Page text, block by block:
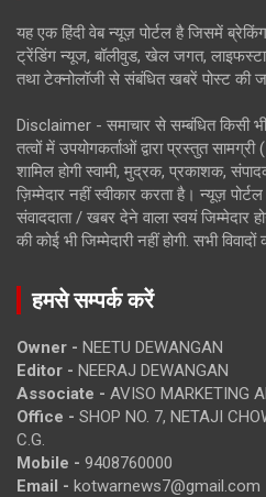
यह एक हिंदी वेब न्यूज़ पोर्टल है जिसमें
ट्रेंडिंग न्यूज, बॉलीवुड, खेल जगत,
तथा टेक्नोलॉजी से संबंधित खबरें पोस्ट की
Disclaimer - समाचार से सम्बंधित किसी
तत्वों में उपयोगकर्ताओं द्वारा प्रस्तुत
शामिल होगी स्वामी, मुद्रक, प्रकाशक,
ज़िम्मेदार नहीं स्वीकार करता है। न्यूज़
संवाददाता / खबर देने वाला स्वयं जिम्मेदार
की कोई भी जिम्मेदारी नहीं होगी. सभी विवादों
हमसे सम्पर्क करें
Owner - NEETU DEWANGAN
Editor - NEERAJ DEWANGAN
Associate - AVISO MARKETING
Office - SHOP NO. 7, NETAJI
C.G.
Mobile - 9408760000
Email - kotwarnews7@gmail.com